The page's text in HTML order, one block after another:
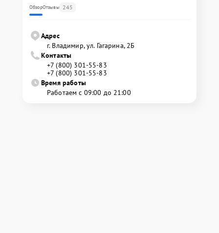
ОбзорОтзывы 245
Адрес
г. Владимир, ул. Гагарина, 2Б
Контакты
+7 (800) 301-55-83
+7 (800) 301-55-83
Время работы
Работаем с 09:00 до 21:00